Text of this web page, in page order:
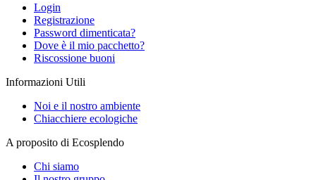
Login
Registrazione
Password dimenticata?
Dove è il mio pacchetto?
Riscossione buoni
Informazioni Utili
Noi e il nostro ambiente
Chiacchiere ecologiche
A proposito di Ecosplendo
Chi siamo